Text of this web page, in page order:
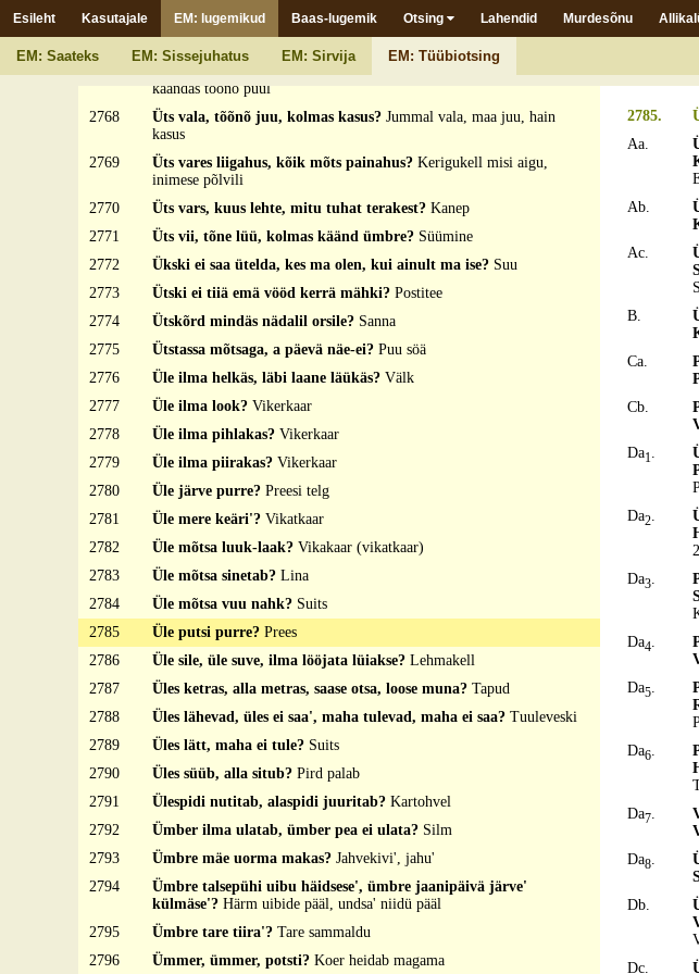
Esileht Kasutajale EM: lugemikud Baas-lugemik Otsing Lahendid Murdesõnu
EM: Saateks EM: Sissejuhatus EM: Sirvija EM: Tüübiotsing
2765 Üts tsiga, kats nõnna?Nüsk (lüpsik
2767
Üts vakk, äga aastäga käänetäs tõõnõ puul?
Maad künnetas,
käändäs tõõnõ puul
2768
Üts vala, tõõnõ juu, kolmas kasus? Jummal vala, maa juu, hain
kasus
2769
Üts vares liigahus, kõik mõts painahus? Kerigukell misi aigu,
inimese põlvili
2770
Üts vars, kuus lehte, mitu tuhat terakest? Kanep
2771
Üts vii, tõne lüü, kolmas käänd ümbre? Süümine
2772
Ükski ei saa ütelda, kes ma olen, kui ainult ma ise? Suu
2773
Ütski ei tiiä emä vööd kerrä mähki? Postitee
2774
Ütskõrd mindäs nädalil orsile? Sanna
2775
Ütstassa mõtsaga, a päevä näe-ei? Puu söä
2776
Üle ilma helkäs, läbi laane läükäs? Välk
2777
Üle ilma look? Vikerkaar
2778
Üle ilma pihlakas? Vikerkaar
2779
Üle ilma piirakas? Vikerkaar
2780
Üle järve purre? Preesi telg
2781
Üle mere keäri'? Vikatkaar
2782
Üle mõtsa luuk-laak? Vikakaar (vikatkaar)
2783
Üle mõtsa sinetab? Lina
2784
Üle mõtsa vuu nahk? Suits
2785
Üle putsi purre? Prees
2786
Üle sile, üle suve, ilma lööjata lüiakse? Lehmakell
2787
Üles ketras, alla metras, saase otsa, loose muna? Tapud
2788
Üles lähevad, üles ei saa', maha tulevad, maha ei saa? Tuuleveski
2789
Üles lätt, maha ei tule? Suits
2790
Üles süüb, alla situb? Pird palab
2791
Ülespidi nutitab, alaspidi juuritab? Kartohvel
2792
Ümber ilma ulatab, ümber pea ei ulata? Silm
2793
Ümbre mäe uorma makas? Jahvekivi', jahu'
2794
Ümbre talsepühi uibu häidsese', ümbre jaanipäivä järve'
külmäse'? Härm uibide pääl, undsa' niidü pääl
2795
Ümbre tare tiira'? Tare sammaldu
2796
Ümmer, ümmer, potsti? Koer heidab magama
2785.
Aa.
Ab.
Ac.
B.
Ca.
Cb.
Da1.
Da2.
Da3.
Da4.
Da5.
Da6.
Da7.
Da8.
Db.
Dc.